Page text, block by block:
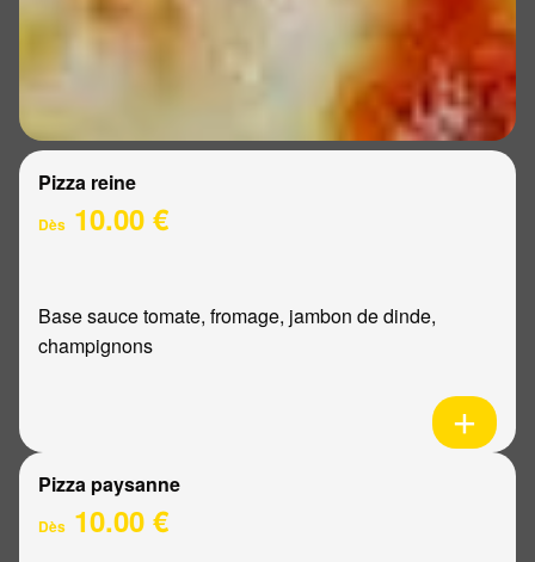
Pizza reine
Dès 10.00 €
Base sauce tomate, fromage, jambon de dinde,
champignons
Pizza paysanne
Dès 10.00 €